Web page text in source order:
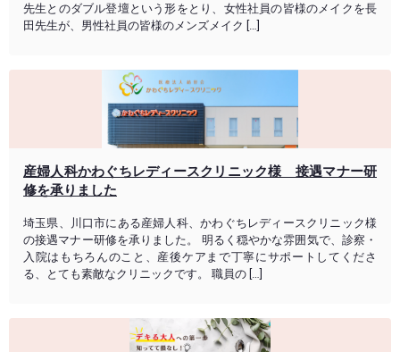
先生とのダブル登壇という形をとり、女性社員の皆様のメイクを長
田先生が、男性社員の皆様のメンズメイク […]
産婦人科かわぐちレディースクリニック様 接遇マナー研
修を承りました
埼玉県、川口市にある産婦人科、かわぐちレディースクリニック様
の接遇マナー研修を承りました。 明るく穏やかな雰囲気で、診察・
入院はもちろんのこと、産後ケアまで丁寧にサポートしてくださ
る、とても素敵なクリニックです。 職員の […]